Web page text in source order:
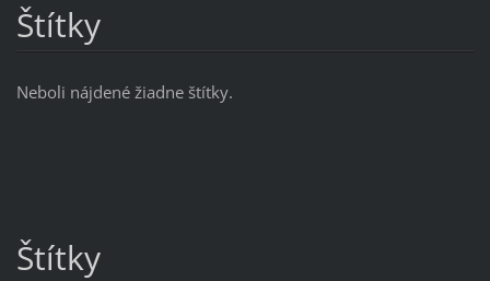
Štítky
Neboli nájdené žiadne štítky.
Štítky